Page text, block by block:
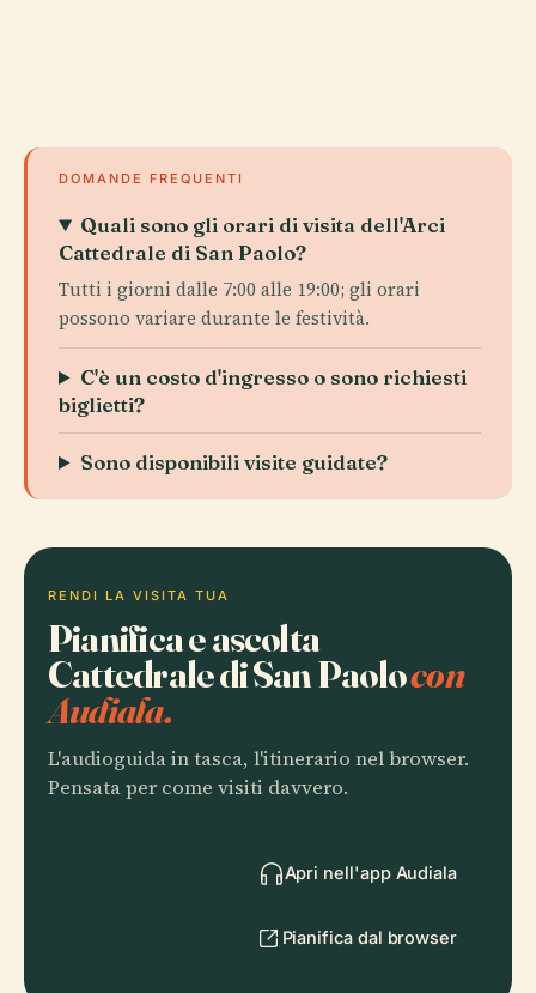
DOMANDE FREQUENTI
Quali sono gli orari di visita dell'Arci
Cattedrale di San Paolo?
Tutti i giorni dalle 7:00 alle 19:00; gli orari
possono variare durante le festività.
C'è un costo d'ingresso o sono richiesti
biglietti?
Sono disponibili visite guidate?
RENDI LA VISITA TUA
Pianifica e ascolta
Cattedrale di San Paolocon
Audiala.
L'audioguida in tasca, l'itinerario nel browser.
Pensata per come visiti davvero.
Apri nell'app Audiala
Pianifica dal browser